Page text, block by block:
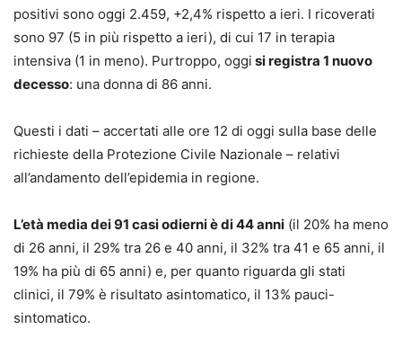
positivi sono oggi 2.459, +2,4% rispetto a ieri. I ricoverati
sono 97 (5 in più rispetto a ieri), di cui 17 in terapia
intensiva (1 in meno). Purtroppo, oggi si registra 1 nuovo
decesso: una donna di 86 anni.
Questi i dati – accertati alle ore 12 di oggi sulla base delle
richieste della Protezione Civile Nazionale – relativi
all’andamento dell’epidemia in regione.
L’età media dei 91 casi odierni è di 44 anni (il 20% ha meno
di 26 anni, il 29% tra 26 e 40 anni, il 32% tra 41 e 65 anni, il
19% ha più di 65 anni) e, per quanto riguarda gli stati
clinici, il 79% è risultato asintomatico, il 13% pauci-
sintomatico.